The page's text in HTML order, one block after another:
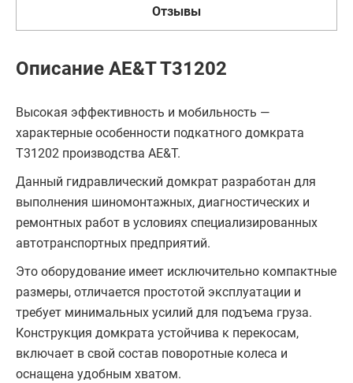
Отзывы
Описание AE&T T31202
Высокая эффективность и мобильность —
характерные особенности подкатного домкрата
T31202 производства AE&T.
Данный гидравлический домкрат разработан для
выполнения шиномонтажных, диагностических и
ремонтных работ в условиях специализированных
автотранспортных предприятий.
Это оборудование имеет исключительно компактные
размеры, отличается простотой эксплуатации и
требует минимальных усилий для подъема груза.
Конструкция домкрата устойчива к перекосам,
включает в свой состав поворотные колеса и
оснащена удобным хватом.